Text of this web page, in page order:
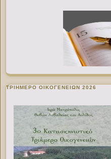
ΤΡΙΗΜΕΡΟ ΟΙΚΟΓΕΝΕΙΩΝ 2026